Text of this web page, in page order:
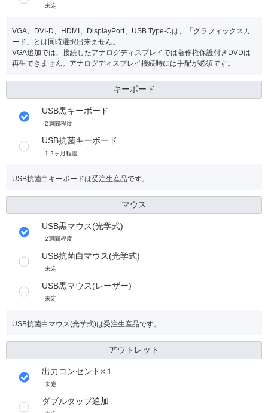
未定
VGA、DVI-D、HDMI、DisplayPort、USB Type-Cは、「グラフィックスカ
ード」とは同時選択出来ません。
VGA追加では、接続したアナログディスプレイでは著作権保護付きDVDは
再生できません。アナログディスプレイ接続時には手配が必須です。
キーボード
USB黒キーボード
2週間程度
USB抗菌キーボード
1-2ヶ月程度
USB抗菌白キーボードは受注生産品です。
マウス
USB黒マウス(光学式)
2週間程度
USB抗菌白マウス(光学式)
未定
USB黒マウス(レーザー)
未定
USB抗菌白マウス(光学式)は受注生産品です。
アウトレット
出力コンセント×１
未定
ダブルタップ追加